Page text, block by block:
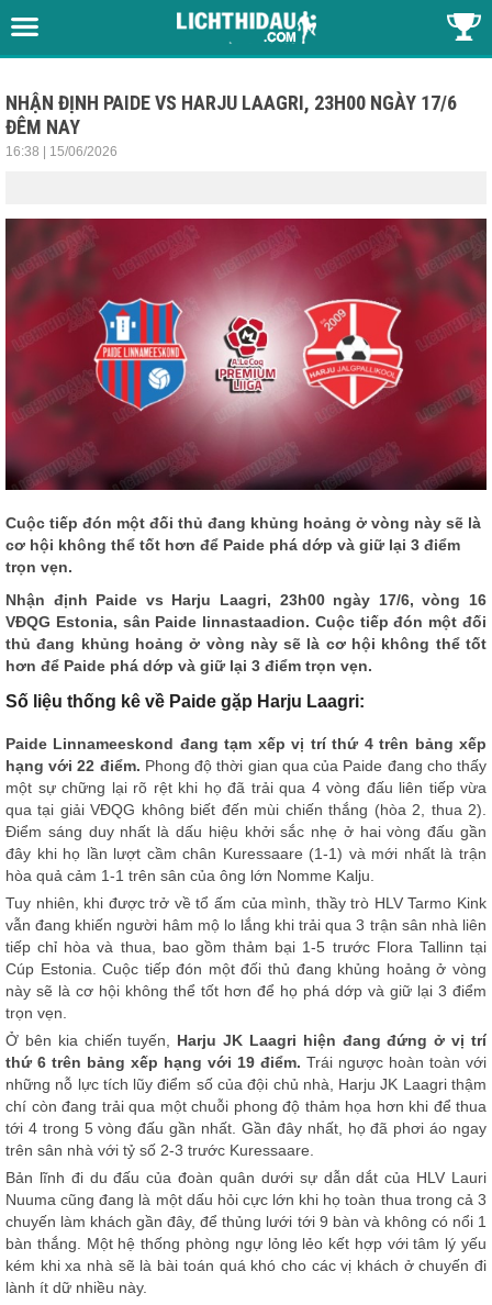
NHẬN ĐỊNH PAIDE VS HARJU LAAGRI, 23H00 NGÀY 17/6
ĐÊM NAY
16:38 | 15/06/2026
Cuộc tiếp đón một đối thủ đang khủng hoảng ở vòng này sẽ là
cơ hội không thể tốt hơn để Paide phá dớp và giữ lại 3 điểm
trọn vẹn.
Nhận định Paide vs Harju Laagri, 23h00 ngày 17/6, vòng 16
VĐQG Estonia, sân Paide linnastaadion. Cuộc tiếp đón một đối
thủ đang khủng hoảng ở vòng này sẽ là cơ hội không thể tốt
hơn để Paide phá dớp và giữ lại 3 điểm trọn vẹn.
Số liệu thống kê về Paide gặp Harju Laagri:
Paide Linnameeskond đang tạm xếp vị trí thứ 4 trên bảng xếp
hạng với 22 điểm. Phong độ thời gian qua của Paide đang cho thấy
một sự chững lại rõ rệt khi họ đã trải qua 4 vòng đấu liên tiếp vừa
qua tại giải VĐQG không biết đến mùi chiến thắng (hòa 2, thua 2).
Điểm sáng duy nhất là dấu hiệu khởi sắc nhẹ ở hai vòng đấu gần
đây khi họ lần lượt cầm chân Kuressaare (1-1) và mới nhất là trận
hòa quả cảm 1-1 trên sân của ông lớn Nomme Kalju.
Tuy nhiên, khi được trở về tổ ấm của mình, thầy trò HLV Tarmo Kink
vẫn đang khiến người hâm mộ lo lắng khi trải qua 3 trận sân nhà liên
tiếp chỉ hòa và thua, bao gồm thảm bại 1-5 trước Flora Tallinn tại
Cúp Estonia. Cuộc tiếp đón một đối thủ đang khủng hoảng ở vòng
này sẽ là cơ hội không thể tốt hơn để họ phá dớp và giữ lại 3 điểm
trọn vẹn.
Ở bên kia chiến tuyến, Harju JK Laagri hiện đang đứng ở vị trí
thứ 6 trên bảng xếp hạng với 19 điểm. Trái ngược hoàn toàn với
những nỗ lực tích lũy điểm số của đội chủ nhà, Harju JK Laagri thậm
chí còn đang trải qua một chuỗi phong độ thảm họa hơn khi để thua
tới 4 trong 5 vòng đấu gần nhất. Gần đây nhất, họ đã phơi áo ngay
trên sân nhà với tỷ số 2-3 trước Kuressaare.
Bản lĩnh đi du đấu của đoàn quân dưới sự dẫn dắt của HLV Lauri
Nuuma cũng đang là một dấu hỏi cực lớn khi họ toàn thua trong cả 3
chuyến làm khách gần đây, để thủng lưới tới 9 bàn và không có nổi 1
bàn thắng. Một hệ thống phòng ngự lỏng lẻo kết hợp với tâm lý yếu
kém khi xa nhà sẽ là bài toán quá khó cho các vị khách ở chuyến đi
lành ít dữ nhiều này.